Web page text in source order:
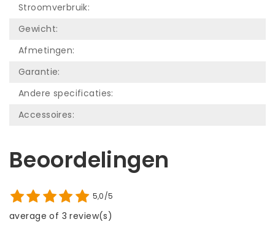
Stroomverbruik:
Gewicht:
Afmetingen:
Garantie:
Andere specificaties:
Accessoires:
Beoordelingen
5,0/5
average of 3 review(s)